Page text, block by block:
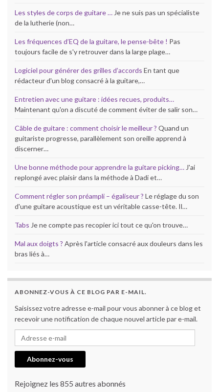
Les styles de corps de guitare … Je ne suis pas un spécialiste
de la lutherie (non…
Les fréquences d’EQ de la guitare, le pense-bête ! Pas
toujours facile de s'y retrouver dans la large plage…
Logiciel pour générer des grilles d’accords En tant que
rédacteur d'un blog consacré à la guitare,…
Entretien avec une guitare : idées recues, produits…
Maintenant qu'on a discuté de comment éviter de salir son…
Câble de guitare : comment choisir le meilleur ? Quand un
guitariste progresse, parallèlement son oreille apprend à
discerner…
Une bonne méthode pour apprendre la guitare picking… J'ai
replongé avec plaisir dans la méthode à Dadi et…
Comment régler son préampli – égaliseur ? Le réglage du son
d'une guitare acoustique est un véritable casse-tête. Il…
Tabs Je ne compte pas recopier ici tout ce qu'on trouve…
Mal aux doigts ? Après l'article consacré aux douleurs dans les
bras liés à…
ABONNEZ-VOUS À CE BLOG PAR E-MAIL.
Saisissez votre adresse e-mail pour vous abonner à ce blog et
recevoir une notification de chaque nouvel article par e-mail.
Adresse e-mail
Abonnez-vous
Rejoignez les 855 autres abonnés